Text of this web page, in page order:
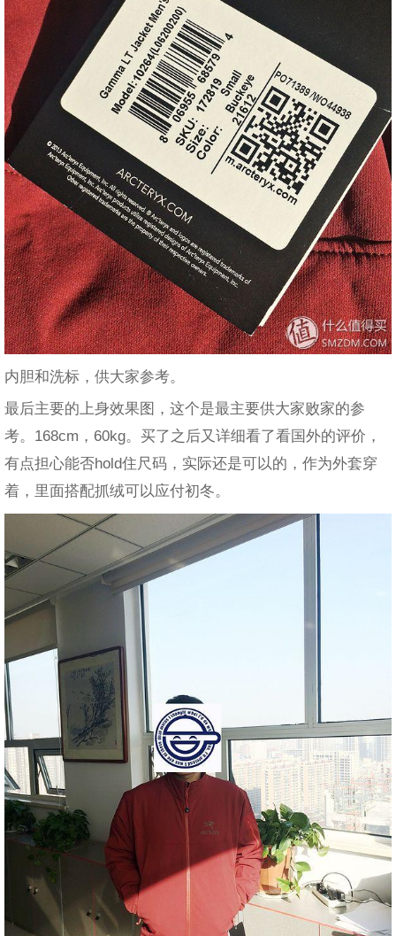
内胆和洗标，供大家参考。
最后主要的上身效果图，这个是最主要供大家败家的参
考。168cm，60kg。买了之后又详细看了看国外的评价，
有点担心能否hold住尺码，实际还是可以的，作为外套穿
着，里面搭配抓绒可以应付初冬。